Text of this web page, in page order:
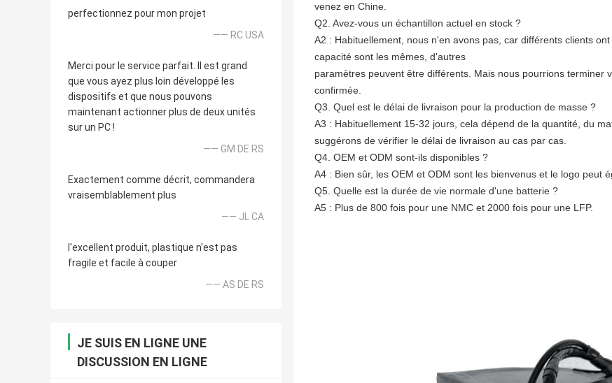
perfectionnez pour mon projet
—— RC USA
Merci pour le service parfait. Il est grand
que vous ayez plus loin développé les
dispositifs et que nous pouvons
maintenant actionner plus de deux unités
sur un PC !
—— GM DE RS
Exactement comme décrit, commandera
vraisemblablement plus
—— JL CA
l'excellent produit, plastique n'est pas
fragile et facile à couper
—— AS DE RS
JE SUIS EN LIGNE UNE
DISCUSSION EN LIGNE
venez en Chine.
Q2. Avez-vous un échantillon actuel en stock ?
A2 : Habituellement, nous n'en avons pas, car différents clients
capacité sont les mêmes, d'autres
paramètres peuvent être différents. Mais nous pourrions terminer
confirmée.
Q3. Quel est le délai de livraison pour la production de masse ?
A3 : Habituellement 15-32 jours, cela dépend de la quantité, du
suggérons de vérifier le délai de livraison au cas par cas.
Q4. OEM et ODM sont-ils disponibles ?
A4 : Bien sûr, les OEM et ODM sont les bienvenus et le logo peut
Q5. Quelle est la durée de vie normale d'une batterie ?
A5 : Plus de 800 fois pour une NMC et 2000 fois pour une LFP.